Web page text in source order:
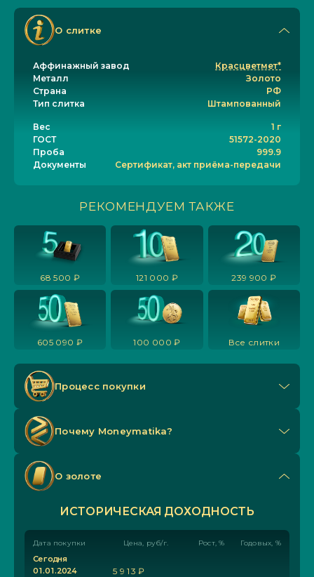
О слитке
Аффинажный завод
Красцветмет*
Металл
Золото
Страна
РФ
Тип слитка
Штампованный
Вес
1 г
ГОСТ
51572-2020
Проба
999.9
Документы
Сертификат, акт приёма-передачи
РЕКОМЕНДУЕМ ТАКЖЕ
68 500 ₽ 121 000 ₽ 239 900 ₽
605 090 ₽ 100 000 ₽ Все слитки
Процесс покупки
Почему Мoneymatika?
О золоте
ИСТОРИЧЕСКАЯ ДОХОДНОСТЬ
Дата покупки Цена, руб/г. Рост, % Годовых, %
Сегодня
01.01.2024 5 9 1 3 ₽